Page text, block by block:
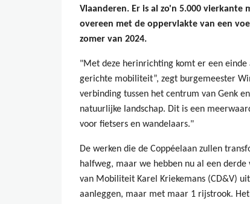
Vlaanderen. Er is al zo'n 5.000
overeen met de oppervlakte van een
zomer van 2024.
"Met deze herinrichting komt er een
gerichte mobiliteit”, zegt burgemeester
verbinding tussen het centrum van Genk
natuurlijke landschap. Dit is een
voor fietsers en wandelaars."
De werken die de Coppéelaan zullen
halfweg, maar we hebben nu al een
van Mobiliteit Karel Kriekemans (CD&V)
aanleggen, maar met maar 1 rijstrook.